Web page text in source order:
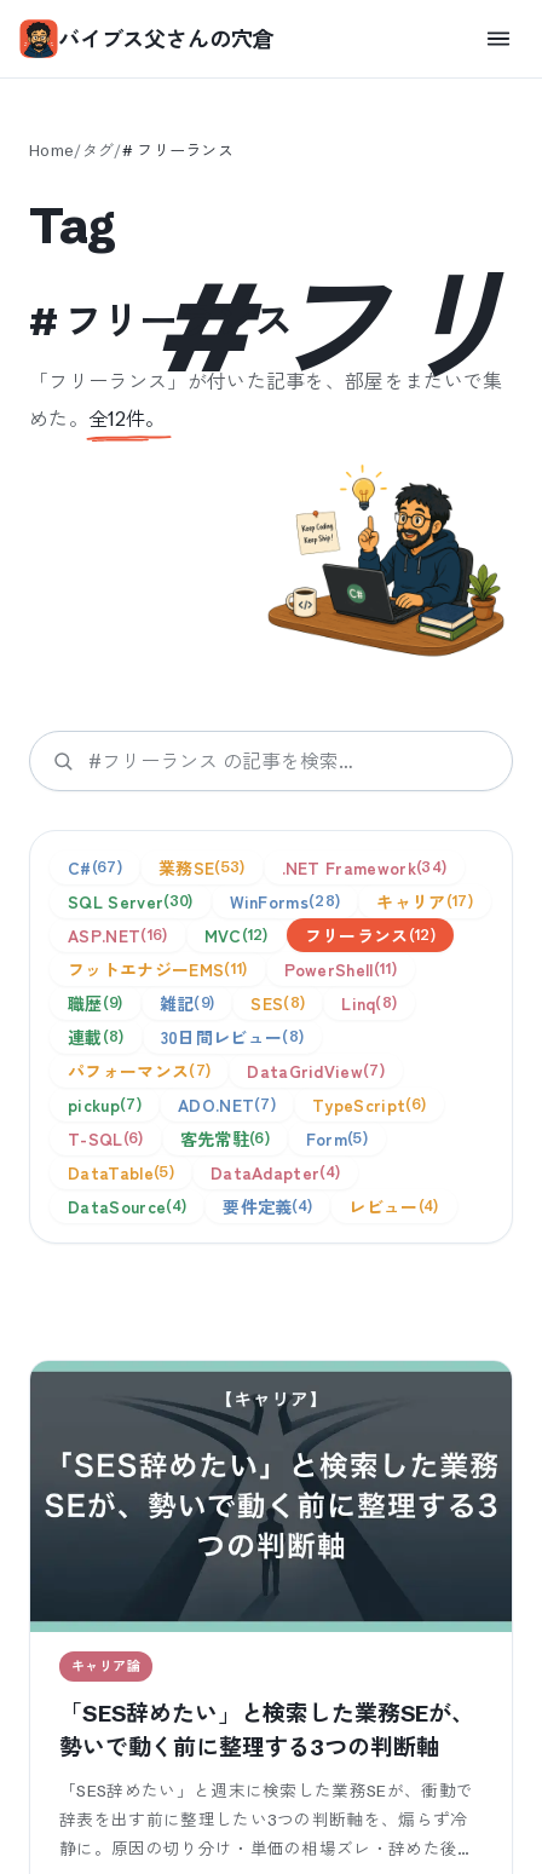
バイブス父さんの穴倉
Home/タグ/# フリーランス
#フ
Tag
# フリーランス
「 フリーランス 」が付いた記事を、部屋をまたいで集
めた。 全12件。
検索
C# 67 業務SE 53 .NET Framework 34
SQL Server 30 WinForms 28 キャリア 17
ASP.NET 16 MVC 12 フリーランス 12
フットエナジーEMS 11 PowerShell 11
職歴 9 雑記 9 SES 8 Linq 8
連載 8 30日間レビュー 8
パフォーマンス 7 DataGridView 7
pickup 7 ADO.NET 7 TypeScript 6
T-SQL 6 客先常駐 6 Form 5
DataTable 5 DataAdapter 4
DataSource 4 要件定義 4 レビュー 4
キャリア論
「SES辞めたい」と検索した業務SEが、
勢いで動く前に整理する3つの判断軸
「SES辞めたい」と週末に検索した業務SEが、衝動で
辞表を出す前に整理したい3つの判断軸を、煽らず冷
静に。原因の切り分け・単価の相場ズレ・辞めた後の